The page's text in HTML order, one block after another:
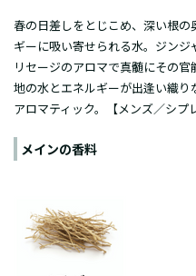
春の日差しをとじこめ、深い根
ギーに吸い寄せられる水。ジン
リセージのアロマで真髄にその
地の水とエネルギーが出逢い織り
アロマティック。【メンズ／シプ
メインの香料